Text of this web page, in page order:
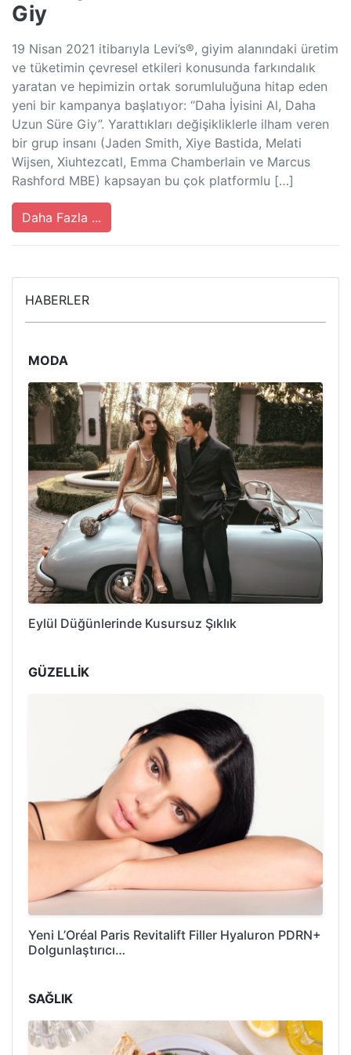
Giy
19 Nisan 2021 itibarıyla Levi’s®, giyim alanındaki üretim
ve tüketimin çevresel etkileri konusunda farkındalık
yaratan ve hepimizin ortak sorumluluğuna hitap eden
yeni bir kampanya başlatıyor: “Daha İyisini Al, Daha
Uzun Süre Giy”. Yarattıkları değişikliklerle ilham veren
bir grup insanı (Jaden Smith, Xiye Bastida, Melati
Wijsen, Xiuhtezcatl, Emma Chamberlain ve Marcus
Rashford MBE) kapsayan bu çok platformlu […]
Daha Fazla ...
HABERLER
MODA
Eylül Düğünlerinde Kusursuz Şıklık
GÜZELLİK
Yeni L’Oréal Paris Revitalift Filler Hyaluron PDRN+
Dolgunlaştırıcı…
SAĞLIK